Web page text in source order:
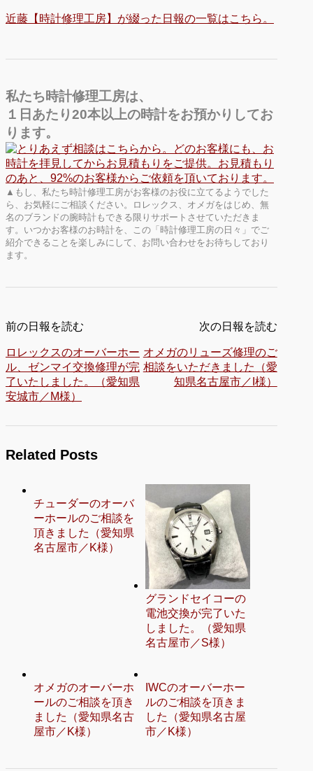
近藤【時計修理工房】が綴った日報の一覧はこちら。
私たち時計修理工房は、
１日あたり20本以上の時計をお預かりしてお
ります。
▲もし、私たち時計修理工房がお客様のお役に立てるようでした
ら、お気軽にご相談ください。ロレックス、オメガをはじめ、無
名のブランドの腕時計もできる限りサポートさせていただきま
す。いつかお客様のお時計を、この「時計修理工房の日々」でご
紹介できることを楽しみにして、お問い合わせをお待ちしており
ます。
前の日報を読む
ロレックスのオーバーホー
ル、ゼンマイ交換修理が完
了いたしました。（愛知県
安城市／M様）
次の日報を読む
オメガのリューズ修理のご
相談をいただきました（愛
知県名古屋市／I様）
Related Posts
チューダーのオーバ
ーホールのご相談を
頂きました（愛知県
名古屋市／K様）
グランドセイコーの
電池交換が完了いた
しました。（愛知県
名古屋市／S様）
オメガのオーバーホ
ールのご相談を頂き
ました（愛知県名古
屋市／K様）
IWCのオーバーホー
ルのご相談を頂きま
した（愛知県名古屋
市／K様）